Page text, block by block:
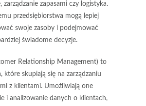
zarządzanie zapasami czy logistyka.
przedsiębiorstwa mogą lepiej
swoje zasoby i podejmować
świadome decyzje.
Relationship Management) to
które skupiają się na zarządzaniu
z klientami. Umożliwiają one
i analizowanie danych o klientach,